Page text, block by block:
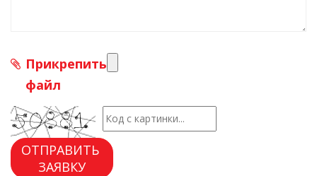
Прикрепить
файл
ОТПРАВИТЬ
ЗАЯВКУ